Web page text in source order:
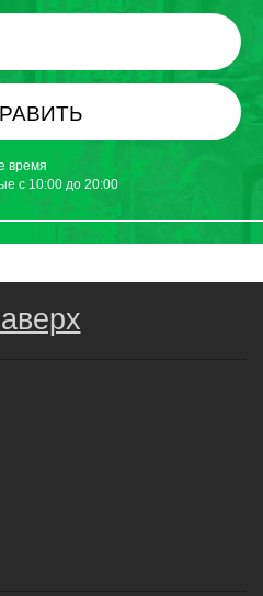
время
с 10:00 до 20:00